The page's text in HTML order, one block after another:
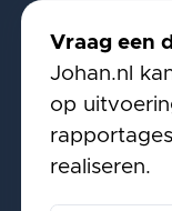
Vraag een
Johan.nl
op
realiseren.